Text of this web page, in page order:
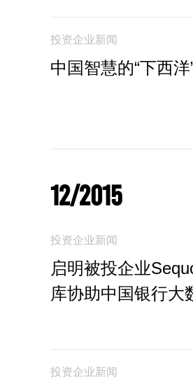
投资企业新闻
中国智慧的“下西洋
12/2015
投资企业新闻
启明被投企业
库协助中国银行大
投资企业新闻